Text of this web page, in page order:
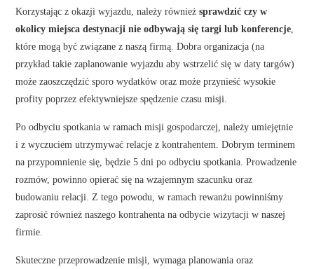
Korzystając z okazji wyjazdu, należy równieżsprawdzić czy w
okolicy miejsca destynacji nie odbywają się targi lub konferencje
które mogą być związane z naszą firmą. Dobra organizacja (na
przykład takie zaplanowanie wyjazdu aby wstrzelić się w daty targów)
może zaoszczędzić sporo wydatków oraz może przynieść wysokie
profity poprzez efektywniejsze spędzenie czasu misji.
Po odbyciu spotkania w ramach misji gospodarczej, należy umiejętnie
i z wyczuciem utrzymywać relacje z kontrahentem. Dobrym terminem
na przypomnienie się, będzie 5 dni po odbyciu spotkania. Prowadzenie
rozmów, powinno opierać się na wzajemnym szacunku oraz
budowaniu relacji. Z tego powodu, w ramach rewanżu powinniśmy
zaprosić również naszego kontrahenta na odbycie wizytacji w naszej
firmie.
Skuteczne przeprowadzenie misji, wymaga planowania oraz